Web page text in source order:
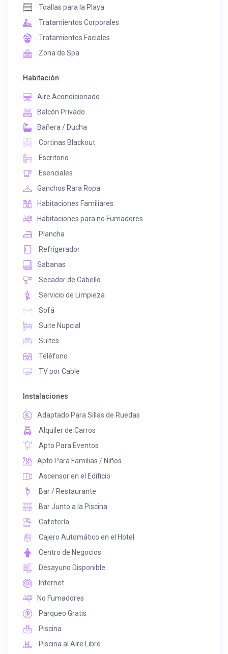
Toallas para la Playa
Tratamientos Corporales
Tratamientos Faciales
Zona de Spa
Habitación
Aire Acondicionado
Balcón Privado
Bañera / Ducha
Cortinas Blackout
Escritorio
Esenciales
Ganchos Rara Ropa
Habitaciones Familiares
Habitaciones para no Fumadores
Plancha
Refrigerador
Sabanas
Secador de Cabello
Servicio de Limpieza
Sofá
Suite Nupcial
Suites
Teléfono
TV por Cable
Instalaciones
Adaptado Para Sillas de Ruedas
Alquiler de Carros
Apto Para Eventos
Apto Para Familias / Niños
Ascensor en el Edificio
Bar / Restaurante
Bar Junto a la Piscina
Cafetería
Cajero Automático en el Hotel
Centro de Negocios
Desayuno Disponible
Internet
No Fumadores
Parqueo Gratis
Piscina
Piscina al Aire Libre